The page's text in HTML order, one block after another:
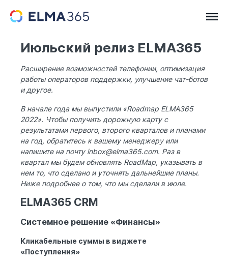
Июльский релиз ELMA365
Расширение возможностей телефонии, оптимизация
работы операторов поддержки, улучшение чат-ботов
и другое.
В начале года мы выпустили «Roadmap ELMA365
2022». Чтобы получить дорожную карту с
результатами первого, второго кварталов и планами
на год, обратитесь к вашему менеджеру или
напишите на почту inbox@elma365.com. Раз в
квартал мы будем обновлять RoadMap, указывать в
нем то, что сделано и уточнять дальнейшие планы.
Ниже подробнее о том, что мы сделали в июле.
ELMA365 CRM
Системное решение «Финансы»
Кликабельные суммы в виджете
«Поступления»